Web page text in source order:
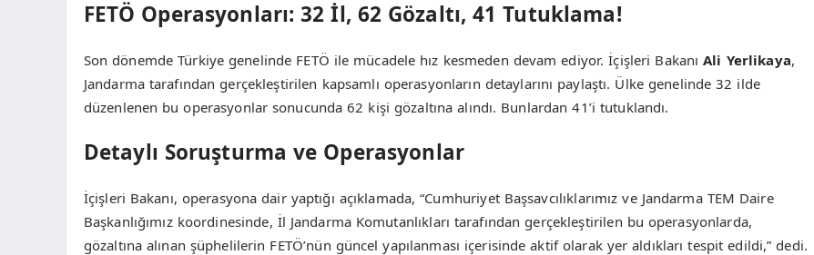
FETÖ Operasyonları: 32 İl, 62 Gözaltı, 41 Tutuklama!
Son dönemde Türkiye genelinde FETÖ ile mücadele hız kesmeden devam ediyor. İçişleri BakanıAli Yerlikaya,
Jandarma tarafından gerçekleştirilen kapsamlı operasyonların detaylarını paylaştı. Ülke genelinde 32 ilde
düzenlenen bu operasyonlar sonucunda 62 kişi gözaltına alındı. Bunlardan 41’i tutuklandı.
Detaylı Soruşturma ve Operasyonlar
İçişleri Bakanı, operasyona dair yaptığı açıklamada, “Cumhuriyet Başsavcılıklarımız ve Jandarma TEM Daire
Başkanlığımız koordinesinde, İl Jandarma Komutanlıkları tarafından gerçekleştirilen bu operasyonlarda,
gözaltına alınan şüphelilerin FETÖ’nün güncel yapılanması içerisinde aktif olarak yer aldıkları tespit edildi,” dedi.